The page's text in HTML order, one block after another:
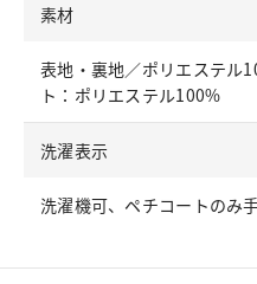
素材
表地・裏地／ポリエステル
ト：ポリエステル100%
洗濯表示
洗濯機可、ペチコートのみ